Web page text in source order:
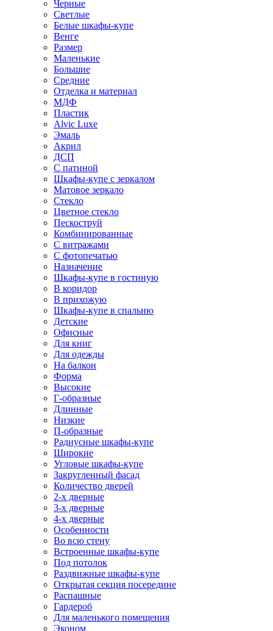
Черные
Светлые
Белые шкафы-купе
Венге
Размер
Маленькие
Большие
Средние
Отделка и материал
МДФ
Пластик
Alvic Luxe
Эмаль
Акрил
ДСП
С патиной
Шкафы-купе с зеркалом
Матовое зеркало
Стекло
Цветное стекло
Пескоструй
Комбинированные
С витражами
С фотопечатью
Назначение
Шкафы-купе в гостиную
В коридор
В прихожую
Шкафы-купе в спальню
Детские
Офисные
Для книг
Для одежды
На балкон
Форма
Высокие
Г-образные
Длинные
Низкие
П-образные
Радиусные шкафы-купе
Широкие
Угловые шкафы-купе
Закругленный фасад
Количество дверей
2-х дверные
3-х дверные
4-х дверные
Особенности
Во всю стену
Встроенные шкафы-купе
Под потолок
Раздвижные шкафы-купе
Открытая секция посередине
Распашные
Гардероб
Для маленького помещения
Эконом